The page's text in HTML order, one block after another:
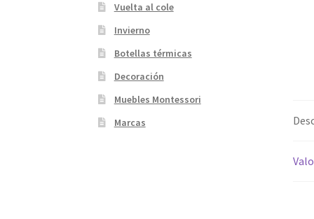
Vuelta al cole
Invierno
Botellas térmicas
Decoración
Muebles Montessori
Marcas